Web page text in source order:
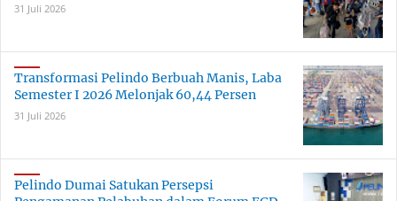
31 Juli 2026
Transformasi Pelindo Berbuah Manis, Laba
Semester I 2026 Melonjak 60,44 Persen
31 Juli 2026
Pelindo Dumai Satukan Persepsi